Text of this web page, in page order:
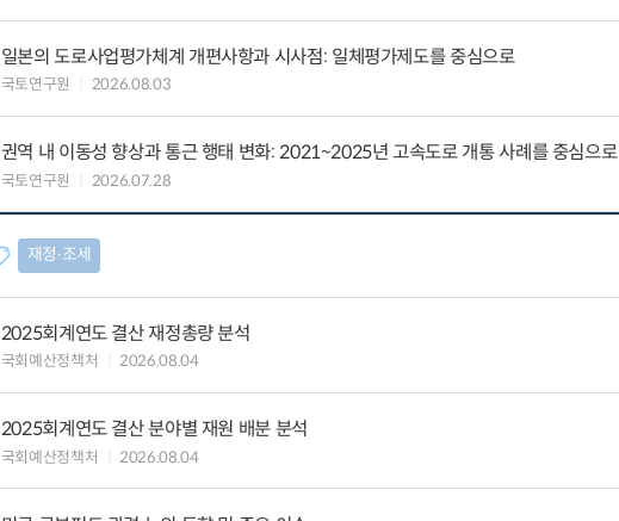
일본의 도로사업평가체계 개편사항과 시사점: 일체평가제도를 중심으로
국토연구원 2026.08.03
권역 내 이동성 향상과 통근 행태 변화: 2021~2025년 고속도로 개통 사례를 중심으로
국토연구원 2026.07.28
재정∙조세
2025회계연도 결산 재정총량 분석
국회예산정책처 2026.08.04
2025회계연도 결산 분야별 재원 배분 분석
국회예산정책처 2026.08.04